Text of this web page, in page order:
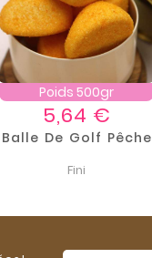
Poids 500gr
Prix
5,64 €
Balle De Golf Pêche
Fini